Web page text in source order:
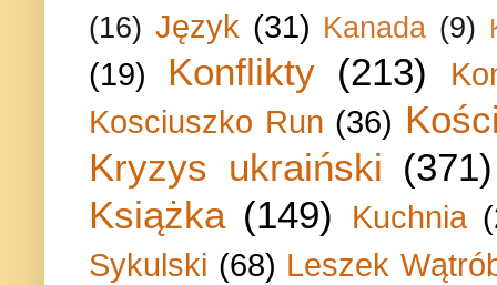
(16) Język (31) Kanada (9)
(19) Konflikty (213)
Kosciuszko Run (36)
Kryzys ukraiński (371)
Książka (149) Kuchnia
Sykulski (68) Leszek